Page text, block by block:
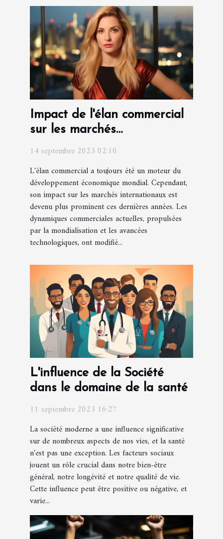
Impact de l'élan commercial
sur les marchés
14 septembre 2023 02:10
L'élan commercial a toujours été un moteur du
développement économique mondial. Cependant,
son impact sur les marchés internationaux est
devenu plus prominent ces dernières années. Les
dynamiques commerciales actuelles, propulsées
par la mondialisation et les avancées
technologiques, ont modifié...
L'influence de la Société
dans le domaine de la santé
11 septembre 2023 16:27
La société moderne a une influence significative
sur de nombreux aspects de nos vies, et la santé
n'est pas une exception. Les facteurs sociaux
jouent un rôle crucial dans notre bien-être
général, notre longévité et notre qualité de vie.
Cette influence peut être positive ou négative, et
varie...